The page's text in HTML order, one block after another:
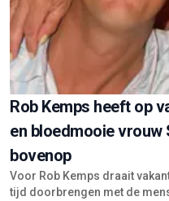
Rob Kemps heeft op
en bloedmooie
bovenop
Voor Rob Kemps draait
tijd doorbrengen met de